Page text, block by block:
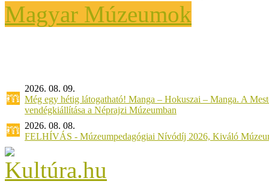
Magyar Múzeumok
2026. 08. 09.
Még egy hétig látogatható! Manga – Hokuszai – Manga. A
vendégkiállítása a Néprajzi Múzeumban
2026. 08. 08.
FELHÍVÁS - Múzeumpedagógiai Nívódíj 2026, Kiváló